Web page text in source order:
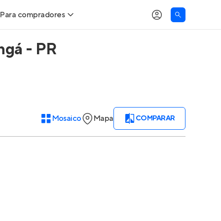
Entrar no Apto
Para compradores
Buscar um imóvel novo
Correção do INCC
- PR
Mosaico Mapa COMPARAR